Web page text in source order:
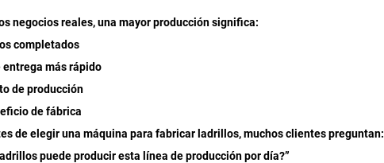
negocios reales, una mayor producción significa:
completados
entrega más rápido
de producción
de fábrica
de elegir una máquina para fabricar ladrillos, muchos clientes preguntan:
puede producir esta línea de producción por día?”